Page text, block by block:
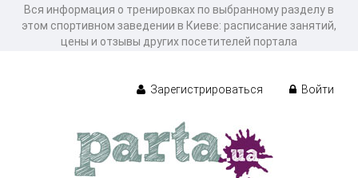
Вся информация о тренировках по выбранному разделу в
этом спортивном заведении в Киеве: расписание занятий,
цены и отзывы других посетителей портала
Зарегистрироваться Войти